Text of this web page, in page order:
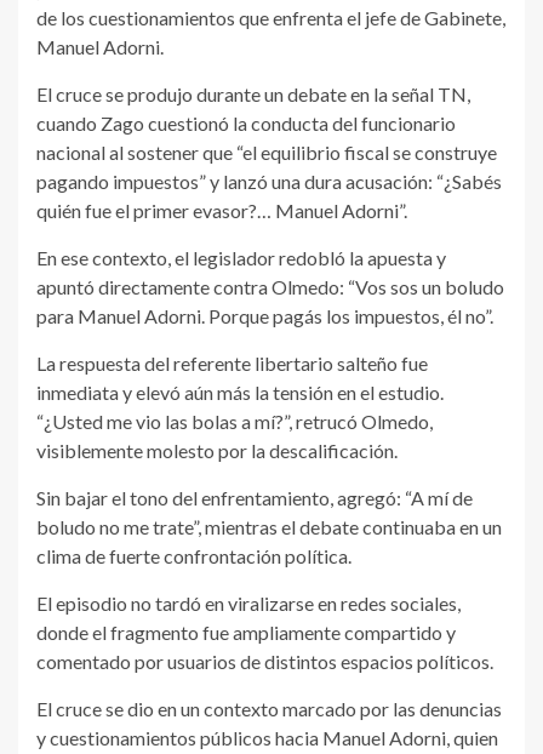
de los cuestionamientos que enfrenta el jefe de Gabinete,
Manuel Adorni.
El cruce se produjo durante un debate en la señal TN,
cuando Zago cuestionó la conducta del funcionario
nacional al sostener que “el equilibrio fiscal se construye
pagando impuestos” y lanzó una dura acusación: “¿Sabés
quién fue el primer evasor?… Manuel Adorni”.
En ese contexto, el legislador redobló la apuesta y
apuntó directamente contra Olmedo: “Vos sos un boludo
para Manuel Adorni. Porque pagás los impuestos, él no”.
La respuesta del referente libertario salteño fue
inmediata y elevó aún más la tensión en el estudio.
“¿Usted me vio las bolas a mí?”, retrucó Olmedo,
visiblemente molesto por la descalificación.
Sin bajar el tono del enfrentamiento, agregó: “A mí de
boludo no me trate”, mientras el debate continuaba en un
clima de fuerte confrontación política.
El episodio no tardó en viralizarse en redes sociales,
donde el fragmento fue ampliamente compartido y
comentado por usuarios de distintos espacios políticos.
El cruce se dio en un contexto marcado por las denuncias
y cuestionamientos públicos hacia Manuel Adorni, quien